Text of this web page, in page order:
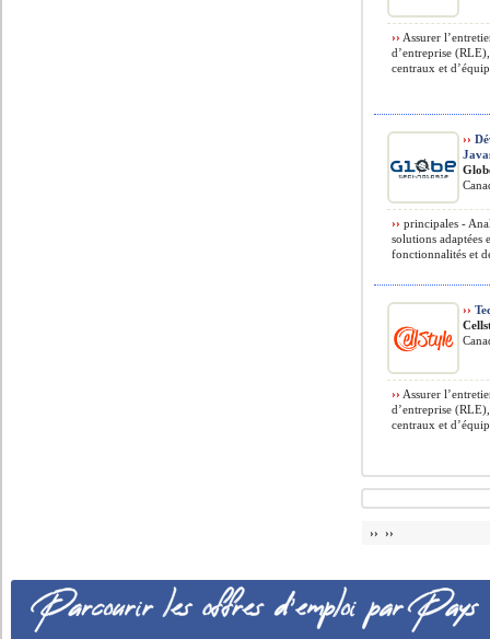
›› Assurer
d’entreprise
centraux et
››
›› principales -
solutions
fonctionnalités et
››
›› Assurer
d’entreprise
centraux et
›› ››